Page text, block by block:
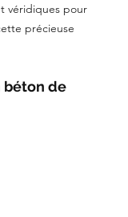
véridiques pour
précieuse
béton de